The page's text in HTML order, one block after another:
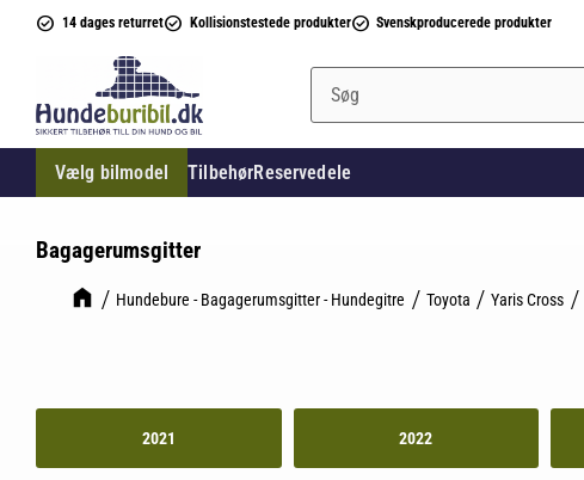
14 dages returret Kollisionstestede produkter Svenskproducerede produkter
Vælg bilmodel TilbehørReservedele
Bagagerumsgitter
Hundebure - Bagagerumsgitter - Hundegitre Toyota Yaris Cross
2021 2022